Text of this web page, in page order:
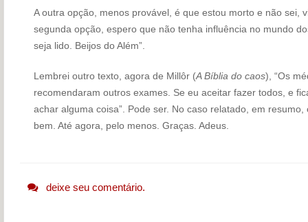
A outra opção, menos provável, é que estou morto e não sei,
segunda opção, espero que não tenha influência no mundo
seja lido. Beijos do Além”.
Lembrei outro texto, agora de Millôr (A Bíblia do caos), “Os
recomendaram outros exames. Se eu aceitar fazer todos, e
achar alguma coisa”. Pode ser. No caso relatado, em
bem. Até agora, pelo menos. Graças. Adeus.
deixe seu comentário.